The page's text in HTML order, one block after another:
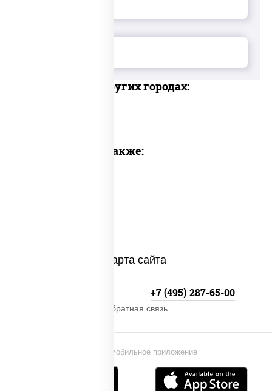
Доставка в других городах:
Предлагаем также:
Карта сайта
Установи мобильное приложение
+7 (495) 287-65-00
Обратная связь